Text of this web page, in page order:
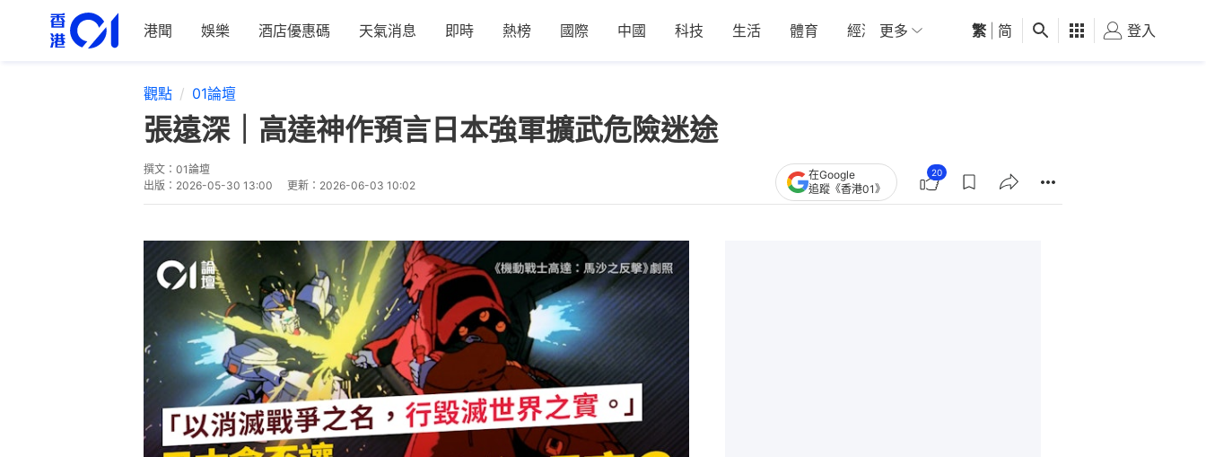
港聞 娛樂 酒店優惠碼 天氣消息 即時 熱榜 國際 中國 科技 生活 體育 經濟 01深圳 觀點 健康 好食玩飛
更多 繁 简 登入
觀點 01論壇
張遠深｜高達神作預言日本強軍擴武危險迷途
撰文： 01論壇
出版： 2026-05-30 13:00 更新： 2026-06-03 10:02
在Google
追蹤《香港01》
20